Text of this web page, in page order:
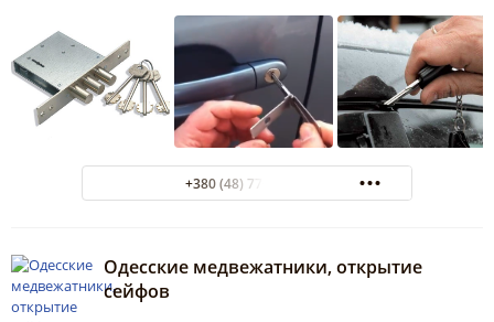
+380 (48) 770-10-10
Одесские медвежатники, открытие
сейфов